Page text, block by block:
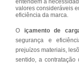
valores consideráveis
eficiência da marca.
O içamento de
segurança e
prejuízos materiais,
sentido, a